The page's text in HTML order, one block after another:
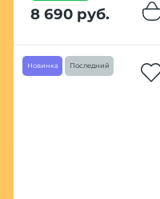
8 690 руб.
Новинка Последний